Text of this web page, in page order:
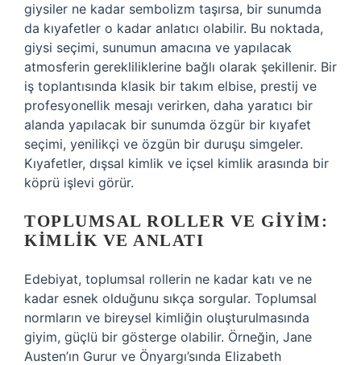
giysiler ne kadar sembolizm taşırsa, bir sunumda
da kıyafetler o kadar anlatıcı olabilir. Bu noktada,
giysi seçimi, sunumun amacına ve yapılacak
atmosferin gerekliliklerine bağlı olarak şekillenir. Bir
iş toplantısında klasik bir takım elbise, prestij ve
profesyonellik mesajı verirken, daha yaratıcı bir
alanda yapılacak bir sunumda özgür bir kıyafet
seçimi, yenilikçi ve özgün bir duruşu simgeler.
Kıyafetler, dışsal kimlik ve içsel kimlik arasında bir
köprü işlevi görür.
TOPLUMSAL ROLLER VE GIYIM:
KIMLIK VE ANLATI
Edebiyat, toplumsal rollerin ne kadar katı ve ne
kadar esnek olduğunu sıkça sorgular. Toplumsal
normların ve bireysel kimliğin oluşturulmasında
giyim, güçlü bir gösterge olabilir. Örneğin, Jane
Austen’ın Gurur ve Önyargı’sında Elizabeth